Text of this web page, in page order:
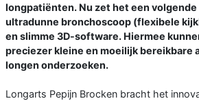
longpatiënten. Nu zet het een
ultradunne bronchoscoop (flexibele
en slimme 3D-software. Hiermee
preciezer kleine en moeilijk bereikbare
longen onderzoeken.
Longarts Pepijn Brocken bracht het